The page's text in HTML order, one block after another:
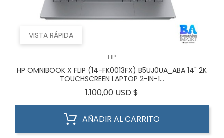
VISTA RÁPIDA
HP
HP OMNIBOOK X FLIP (14-FK0013FX) B5UJ0UA_ABA 14" 2K
TOUCHSCREEN LAPTOP 2-IN-1...
1.100,00 USD $
AÑADIR AL CARRITO